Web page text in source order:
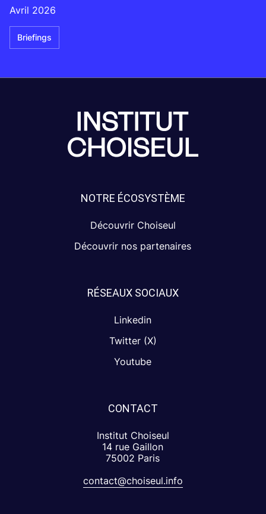
Avril 2026
Briefings
NOTRE ÉCOSYSTÈME
Découvrir Choiseul
Découvrir nos partenaires
RÉSEAUX SOCIAUX
Linkedin
Twitter (X)
Youtube
CONTACT
Institut Choiseul
14 rue Gaillon
75002 Paris
contact@choiseul.info